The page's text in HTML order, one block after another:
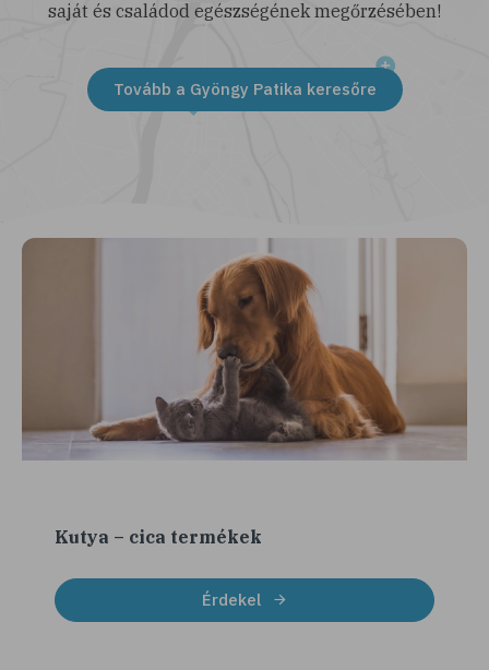
saját és családod egészségének megőrzésében!
Tovább a Gyöngy Patika keresőre
Kutya – cica termékek
Érdekel